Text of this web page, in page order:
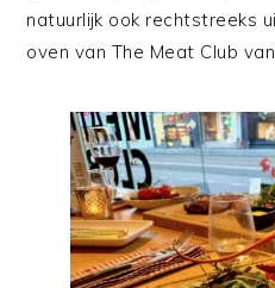
natuurlijk ook rechtstreeks
oven van The Meat Club